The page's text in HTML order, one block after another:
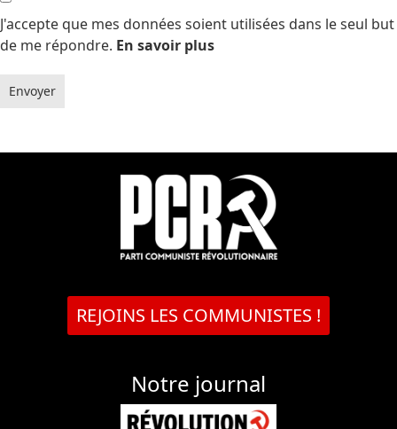
J'accepte que mes données soient utilisées dans le seul but
de me répondre. En savoir plus
Envoyer
REJOINS LES COMMUNISTES !
Notre journal